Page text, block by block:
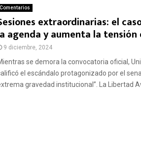
Comentarios
extraordinarias: el
agenda y aumenta la tensión
9 diciembre, 2024
se demora la convocatoria oficial,
el escándalo protagonizado por el
gravedad institucional”. La Libertad